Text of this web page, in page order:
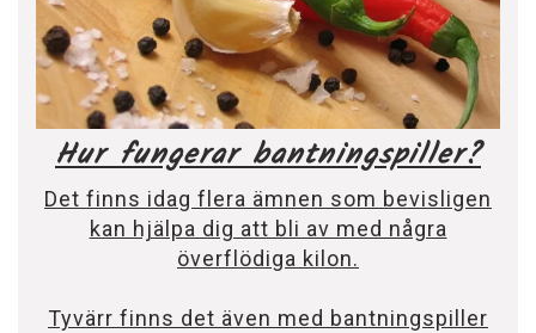
Hur fungerar bantningspiller?
Det finns idag flera ämnen som bevisligen
kan hjälpa dig att bli av med några
överflödiga kilon.
Tyvärr finns det även med bantningspiller